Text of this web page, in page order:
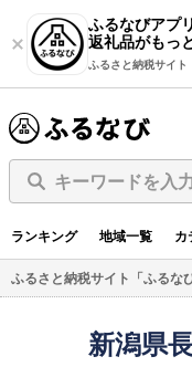
ふるなびアプ
返礼品がもっ
ふるさと納税サイト
キーワードを入力
ランキング 地域一覧 カ
ふるさと納税サイト「ふるな
新潟県